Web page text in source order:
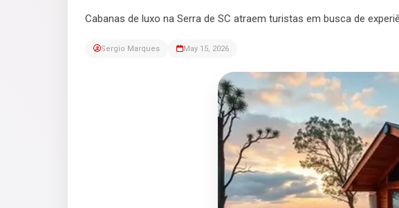
Cabanas de luxo na Serra de SC atraem turistas em busca de
Sergio Marques May 15, 2026